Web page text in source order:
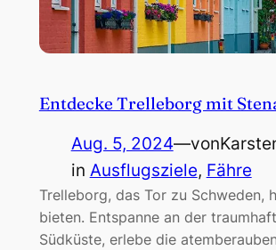
Entdecke Trelleborg mit
Aug. 5, 2024—von
in Ausflugsziele, Fähre
Trelleborg, das Tor zu Schweden,
bieten. Entspanne an der
Südküste, erlebe die